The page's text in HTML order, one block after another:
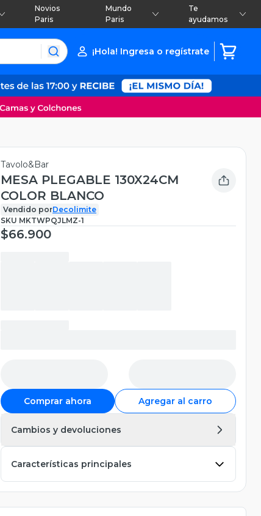
Novios
Paris
Mundo
Paris
Te
ayudamos
¡Hola! Ingresa o regístrate
Tavolo&Bar
MESA PLEGABLE 130X24CM
COLOR BLANCO
Vendido porDecolimite
SKU MKTWPQJLMZ-1
$66.900
Comprar ahora Agregar al carro
Cambios y devoluciones
Características principales